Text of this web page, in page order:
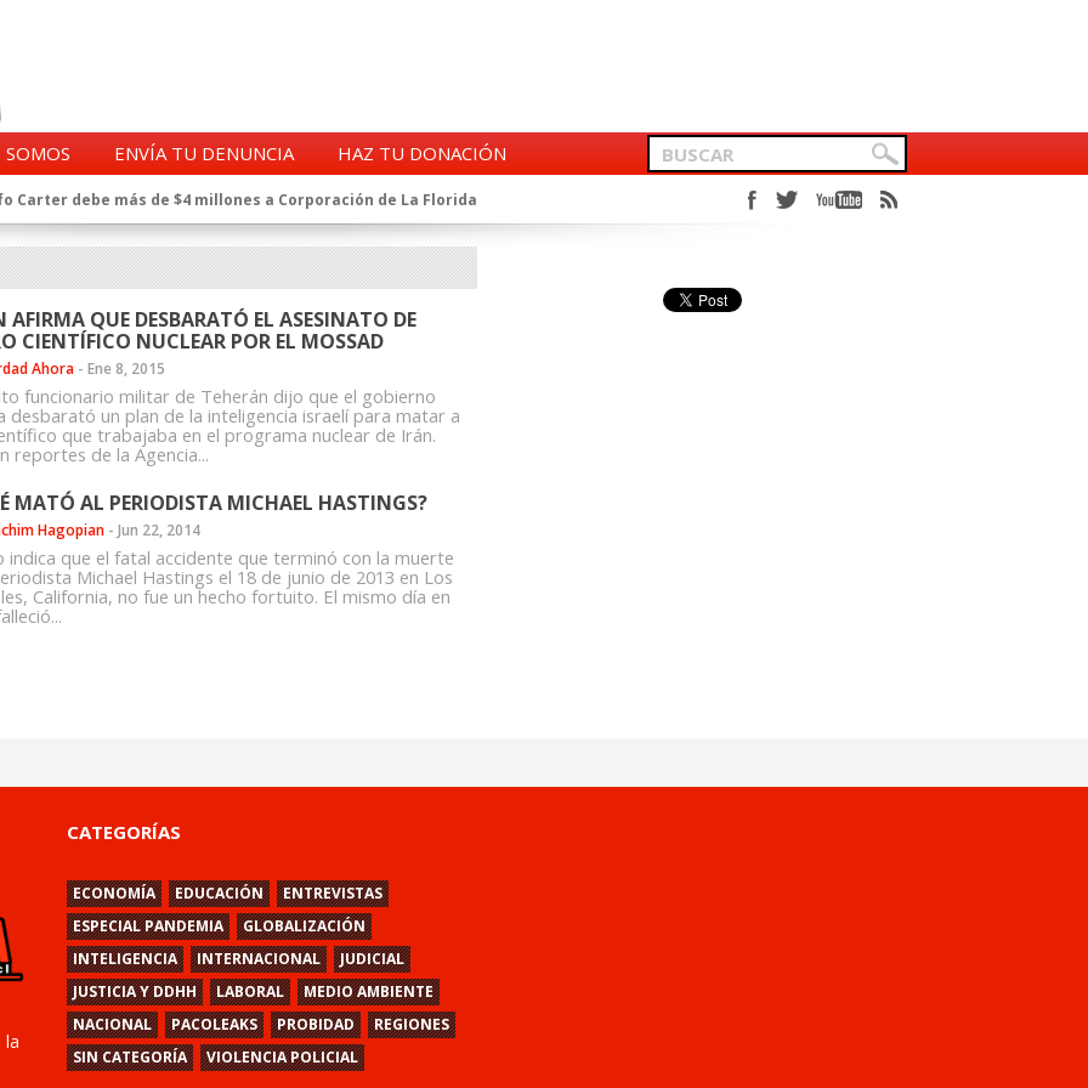
ENVÍA TU DENUNCIA
HAZ TU DONACIÓN
Carter debe más de $4 millones a Corporación de La Florida
de la CIA en Chile tras archivos desclasificados por Trump
exprefecto de Carabineros de Talca por supuesto fraude al
de Carabineros en el ajedrez del caso Huracán
imputado en caso Huracán, según chats en poder de la Fiscalía
vínculos con jueces del Grupo Arauco de Angelini
La denuncia que Carabineros ignoró
a Clínica Las Condes, vinculada al ministro Jaime Mañalich
de oficiales de la FACH recontratados por la DGAC
AFIRMA QUE DESBARATÓ EL ASESINATO DE
CIENTÍFICO NUCLEAR POR EL MOSSAD
Ahora - Ene 8, 2015
funcionario militar de Teherán dijo que el gobierno
desbarató un plan de la inteligencia israelí para matar a
que trabajaba en el programa nuclear de Irán.
reportes de la Agencia...
MATÓ AL PERIODISTA MICHAEL HASTINGS?
Hagopian - Jun 22, 2014
indica que el fatal accidente que terminó con la muerte
Michael Hastings el 18 de junio de 2013 en Los
California, no fue un hecho fortuito. El mismo día en
la
CATEGORÍAS
ECONOMÍA EDUCACIÓN
ENTREVISTAS
ESPECIAL PANDEMIA
GLOBALIZACIÓN
INTELIGENCIA
INTERNACIONAL
JUDICIAL
JUSTICIA Y DDHH
LABORAL
MEDIO AMBIENTE
NACIONAL
PACOLEAKS PROBIDAD
REGIONES
SIN CATEGORÍA
VIOLENCIA POLICIAL